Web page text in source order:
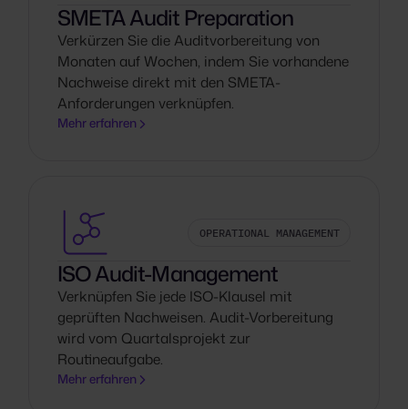
SMETA Audit Preparation
Verkürzen Sie die Auditvorbereitung von
Monaten auf Wochen, indem Sie vorhandene
Nachweise direkt mit den SMETA-
Anforderungen verknüpfen.
Mehr erfahren
OPERATIONAL MANAGEMENT
ISO Audit-Management
Verknüpfen Sie jede ISO-Klausel mit
geprüften Nachweisen. Audit-Vorbereitung
wird vom Quartalsprojekt zur
Routineaufgabe.
Mehr erfahren